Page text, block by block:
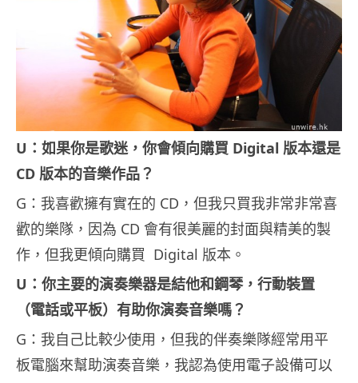
U：如果你是歌迷，你會傾向購買 Digital 版本還是
CD 版本的音樂作品？
G：我喜歡擁有實在的 CD，但我只買我非常非常喜
歡的樂隊，因為 CD 會有很美麗的封面與精美的製
作，但我更傾向購買 Digital 版本。
U：你主要的演奏樂器是結他和鋼琴，行動裝置
（電話或平板）有助你演奏音樂嗎？
G：我自己比較少使用，但我的伴奏樂隊經常用平
板電腦來幫助演奏音樂，我認為使用電子設備可以